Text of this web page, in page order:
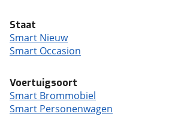
Staat
Smart Nieuw
Smart Occasion
Voertuigsoort
Smart Brommobiel
Smart Personenwagen